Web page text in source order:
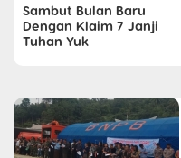
Sambut Bulan Baru
Dengan Klaim 7 Janji
Tuhan Yuk